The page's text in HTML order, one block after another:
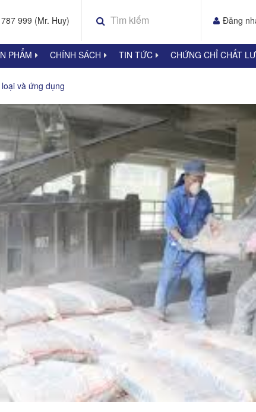
999 (Mr. Huy) Đăng
PHẨM CHÍNH SÁCH TIN TỨC CHỨNG CHỈ CHẤT
và ứng dụng